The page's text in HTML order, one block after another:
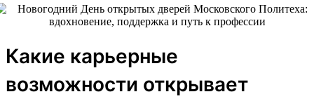
Какие карьерные
возможности открывает